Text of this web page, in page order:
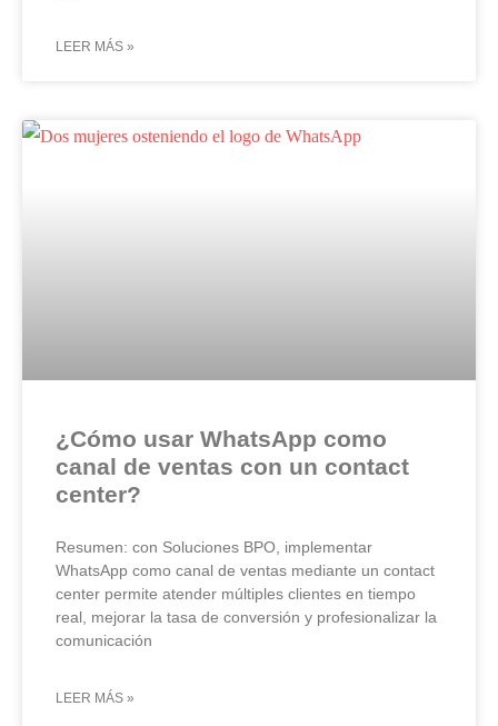
LEER MÁS »
¿Cómo usar WhatsApp como
canal de ventas con un contact
center?
Resumen: con Soluciones BPO, implementar
WhatsApp como canal de ventas mediante un contact
center permite atender múltiples clientes en tiempo
real, mejorar la tasa de conversión y profesionalizar la
comunicación
LEER MÁS »